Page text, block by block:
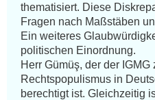
thematisiert. Diese
Fragen nach Maßstäben
Ein weiteres
politischen Einordnung.
Herr Gümüş, der der
Rechtspopulismus in
berechtigt ist. Gleichzeitig